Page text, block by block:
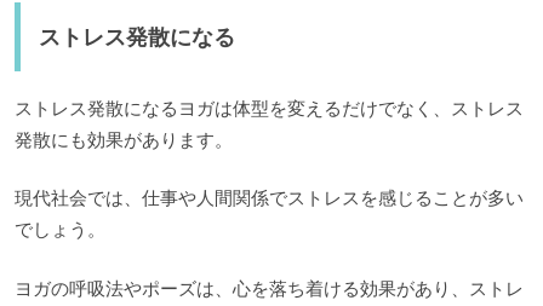
ストレス発散になる
ストレス発散になるヨガは体型を変えるだけでなく、ストレス
発散にも効果があります。
現代社会では、仕事や人間関係でストレスを感じることが多い
でしょう。
ヨガの呼吸法やポーズは、心を落ち着ける効果があり、ストレ